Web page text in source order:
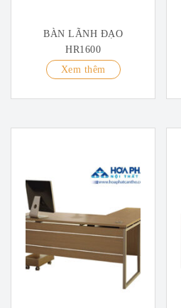
BÀN LÃNH ĐẠO
HR1600
Xem thêm